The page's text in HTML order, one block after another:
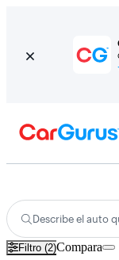
Describe el auto
Filtro (2)Compara